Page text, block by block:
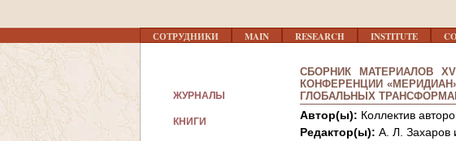
Л
СОТРУДНИКИ MAIN RESEARCH INSTITUTE
СБОРНИК МАТЕРИАЛОВ
КОНФЕРЕНЦИИ
ГЛОБАЛЬНЫХ
Автор(ы): Коллектив
Редактор(ы): А. Л. Захаров
ЖУРНАЛЫ
КНИГИ